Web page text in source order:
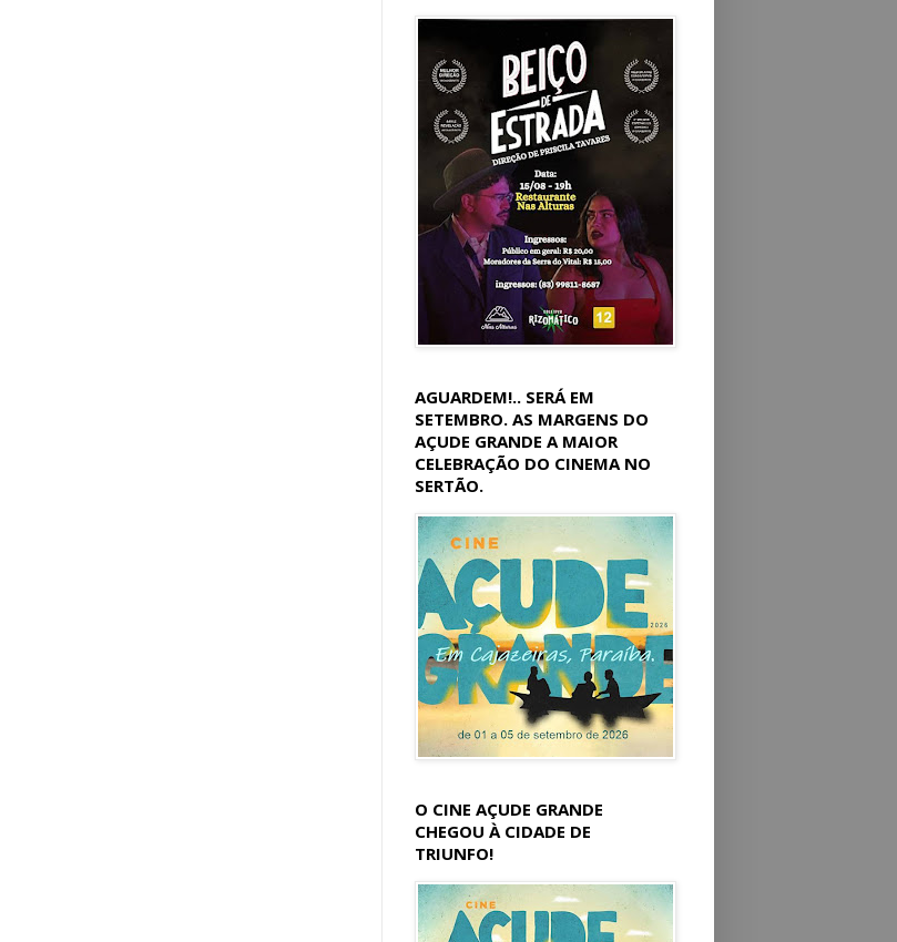
AGUARDEM!.. SERÁ EM
SETEMBRO. AS MARGENS DO
AÇUDE GRANDE A MAIOR
CELEBRAÇÃO DO CINEMA NO
SERTÃO.
O CINE AÇUDE GRANDE
CHEGOU À CIDADE DE
TRIUNFO!